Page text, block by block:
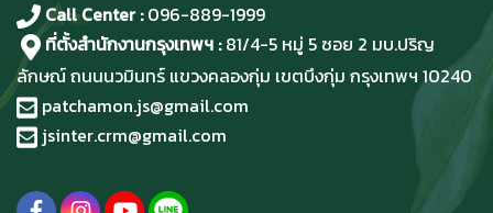
Call Center :096-889-1999
ที่ตั้งสำนักงานกรุงเทพฯ : 81/4-5 หมู่ 5 ซอย 2 มบ.ปริญ
ลักษณ์ ถนนนวมินทร์ แขวงคลองกุ่ม เขตบึงกุ่ม กรุงเทพฯ 10240
patchamon.js@gmail.com
jsinter.crm@gmail.com